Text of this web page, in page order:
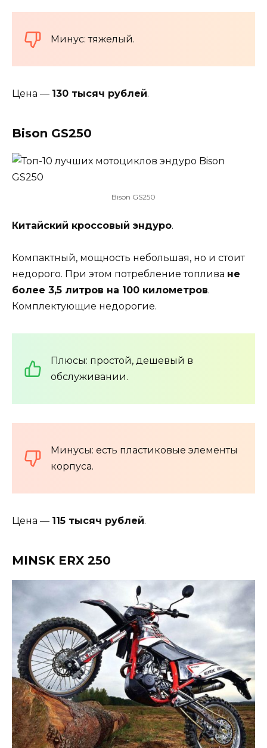
Минус: тяжелый.
Цена — 130 тысяч рублей.
Bison GS250
Bison GS250
Китайский кроссовый эндуро.
Компактный, мощность небольшая, но и стоит
недорого. При этом потребление топлива не
более 3,5 литров на 100 километров.
Комплектующие недорогие.
Плюсы: простой, дешевый в
обслуживании.
Минусы: есть пластиковые элементы
корпуса.
Цена — 115 тысяч рублей.
MINSK ERX 250